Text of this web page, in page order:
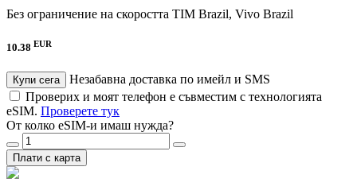
Без ограничение на скоростта TIM Brazil, Vivo Brazil
10.38 EUR
Купи сега
Незабавна доставка по имейл и SMS
Проверих и моят телефон е съвместим с технологията
eSIM. Проверете тук
От колко eSIM-и имаш нужда?
Плати с карта